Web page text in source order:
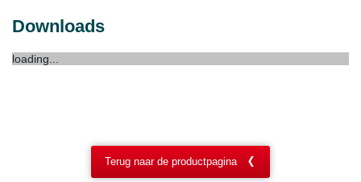
Downloads
loading...
Terug naar de productpagina